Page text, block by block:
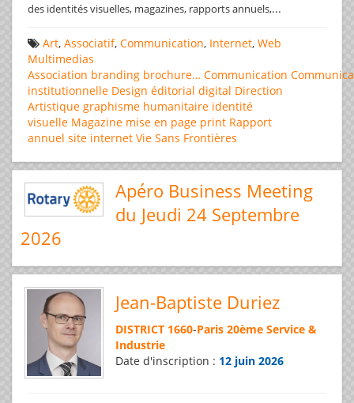
des identités visuelles, magazines, rapports annuels,...
Art, Associatif, Communication, Internet, Web
Multimedias
Association branding brochure… Communication
institutionnelle Design éditorial digital Direction
Artistique graphisme humanitaire identité
visuelle Magazine mise en page print Rapport
annuel site internet Vie Sans Frontières
Apéro Business Meeting
du Jeudi 24 Septembre
2026
Jean-Baptiste Duriez
DISTRICT 1660-Paris 20ème Service &
Industrie
Date d'inscription : 12 juin 2026